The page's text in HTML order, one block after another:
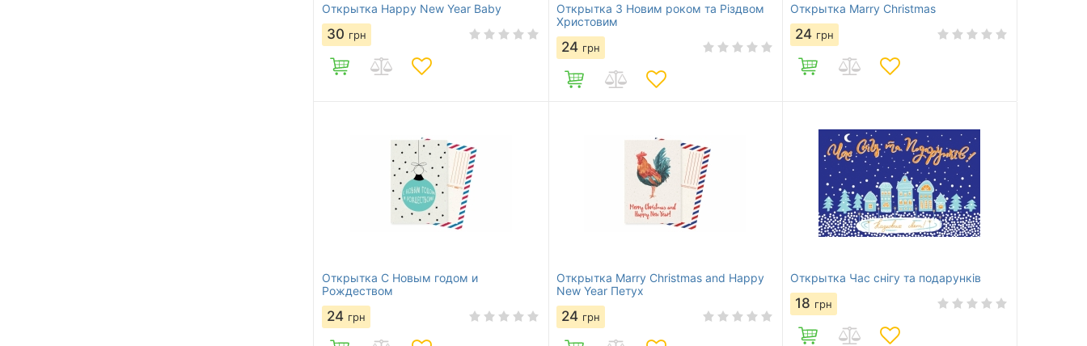
Открытка Happy New Year Baby
30 грн
Открытка З Новим роком та Різдвом
Христовим
24 грн
Открытка Marry Christmas
24 грн
Открытка С Новым годом и
Рождеством
24 грн
Открытка Marry Christmas and Happy
New Year Петух
24 грн
Открытка Час снігу та подарунків
18 грн